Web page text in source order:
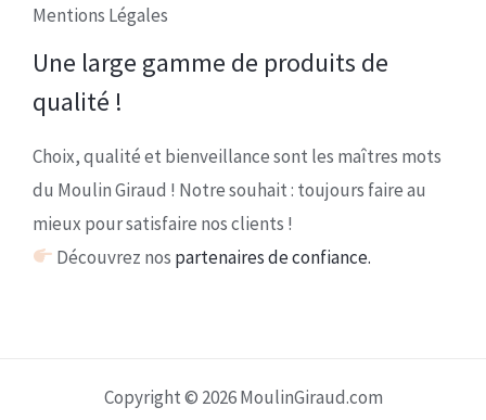
Mentions Légales
Une large gamme de produits de
qualité !
Choix, qualité et bienveillance sont les maîtres mots
du Moulin Giraud ! Notre souhait : toujours faire au
mieux pour satisfaire nos clients !
Découvrez nos partenaires de confiance.
Copyright © 2026 MoulinGiraud.com